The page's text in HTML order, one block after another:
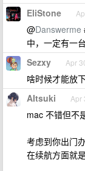
EliStone
@Danswerme
中，一定有一
Sezxy Apr
啥时候才能放
AItsuki Apr
mac 不错但不
考虑到你出门
在续航方面就